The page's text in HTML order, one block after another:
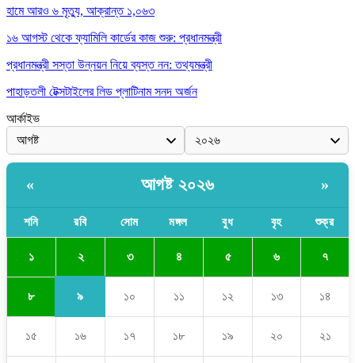
হামে আরও ৬ মৃত্যু, আক্রান্ত ১,০৬৩
১৬ আগস্ট থেকে ফ্যামিলি কার্ডের কাজ শুরু: প্রধানমন্ত্রী
প্রধানমন্ত্রী সস্তা উন্নয়ন নিয়ে ব্যস্ত নন: তথ্যমন্ত্রী
পাহাড়তলী টেক্সটাইলের লিড প্লাটিনাম সনদ অর্জন
আর্কাইভ
« আগষ্ট ২০২৬ »
শনি রবি সোম মঙ্গল বুধ বৃহ শুক্র
১ ২ ৩ ৪ ৫ ৬ ৭
৮ ৯ ১০ ১১ ১২ ১৩ ১৪
১৫ ১৬ ১৭ ১৮ ১৯ ২০ ২১